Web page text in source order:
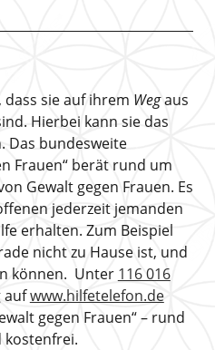
sie auf ihrem Wegaus
Hierbei kann sie das
Das bundesweite
Frauen“ berät rund um
Gewalt gegen Frauen. Es
jederzeit jemanden
erhalten. Zum Beispiel
nicht zu Hause ist, und
können. Unter 116 016
aufwww.hilfetelefon.de
gegen Frauen“ – rund
kostenfrei.